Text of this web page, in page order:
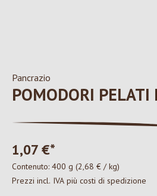
Pancrazio
POMODORI
1,07 €*
Contenuto: 400 g (2,68 € / kg)
Prezzi incl. IVA più costi di spedizione